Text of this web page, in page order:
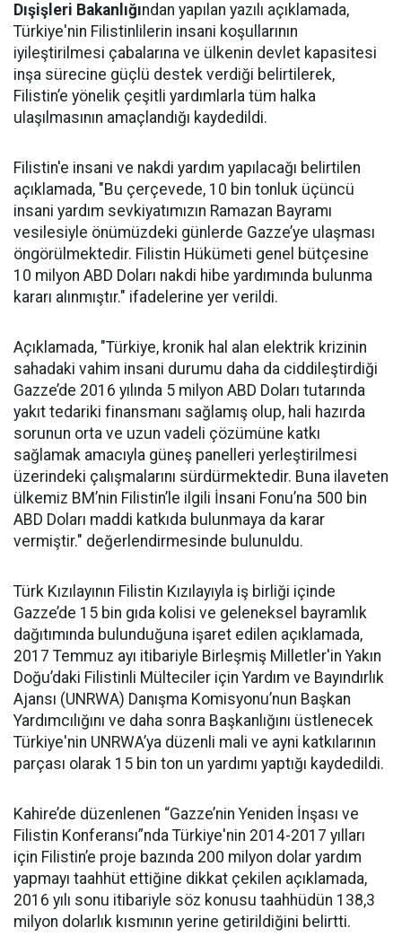
Dışişleri Bakanlığından yapılan yazılı açıklamada,
Türkiye'nin Filistinlilerin insani koşullarının
iyileştirilmesi çabalarına ve ülkenin devlet kapasitesi
inşa sürecine güçlü destek verdiği belirtilerek,
Filistin’e yönelik çeşitli yardımlarla tüm halka
ulaşılmasının amaçlandığı kaydedildi.
Filistin'e insani ve nakdi yardım yapılacağı belirtilen
açıklamada, "Bu çerçevede, 10 bin tonluk üçüncü
insani yardım sevkiyatımızın Ramazan Bayramı
vesilesiyle önümüzdeki günlerde Gazze’ye ulaşması
öngörülmektedir. Filistin Hükümeti genel bütçesine
10 milyon ABD Doları nakdi hibe yardımında bulunma
kararı alınmıştır." ifadelerine yer verildi.
Açıklamada, "Türkiye, kronik hal alan elektrik krizinin
sahadaki vahim insani durumu daha da ciddileştirdiği
Gazze’de 2016 yılında 5 milyon ABD Doları tutarında
yakıt tedariki finansmanı sağlamış olup, hali hazırda
sorunun orta ve uzun vadeli çözümüne katkı
sağlamak amacıyla güneş panelleri yerleştirilmesi
üzerindeki çalışmalarını sürdürmektedir. Buna ilaveten
ülkemiz BM’nin Filistin’le ilgili İnsani Fonu’na 500 bin
ABD Doları maddi katkıda bulunmaya da karar
vermiştir." değerlendirmesinde bulunuldu.
Türk Kızılayının Filistin Kızılayıyla iş birliği içinde
Gazze’de 15 bin gıda kolisi ve geleneksel bayramlık
dağıtımında bulunduğuna işaret edilen açıklamada,
2017 Temmuz ayı itibariyle Birleşmiş Milletler'in Yakın
Doğu’daki Filistinli Mülteciler için Yardım ve Bayındırlık
Ajansı (UNRWA) Danışma Komisyonu’nun Başkan
Yardımcılığını ve daha sonra Başkanlığını üstlenecek
Türkiye'nin UNRWA’ya düzenli mali ve ayni katkılarının
parçası olarak 15 bin ton un yardımı yaptığı kaydedildi.
Kahire’de düzenlenen “Gazze’nin Yeniden İnşası ve
Filistin Konferansı”nda Türkiye'nin 2014-2017 yılları
için Filistin’e proje bazında 200 milyon dolar yardım
yapmayı taahhüt ettiğine dikkat çekilen açıklamada,
2016 yılı sonu itibariyle söz konusu taahhüdün 138,3
milyon dolarlık kısmının yerine getirildiğini belirtti.